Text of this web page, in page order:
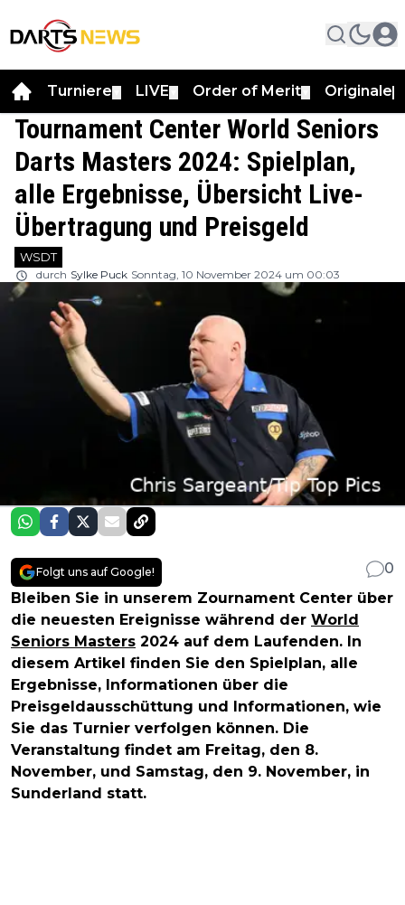
Turniere LIVE Order of Merit Originale
Tournament Center World Seniors
Darts Masters 2024: Spielplan,
alle Ergebnisse, Übersicht Live-
Übertragung und Preisgeld
WSDT
durch Sylke Puck Sonntag, 10 November 2024 um 00:03
Folgt uns auf Google!
0
Bleiben Sie in unserem Zournament Center über
die neuesten Ereignisse während der World
Seniors Masters 2024 auf dem Laufenden. In
diesem Artikel finden Sie den Spielplan, alle
Ergebnisse, Informationen über die
Preisgeldausschüttung und Informationen, wie
Sie das Turnier verfolgen können. Die
Veranstaltung findet am Freitag, den 8.
November, und Samstag, den 9. November, in
Sunderland statt.